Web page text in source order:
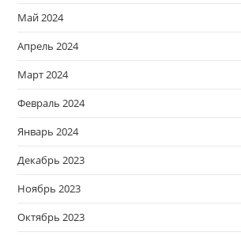
Май 2024
Апрель 2024
Март 2024
Февраль 2024
Январь 2024
Декабрь 2023
Ноябрь 2023
Октябрь 2023